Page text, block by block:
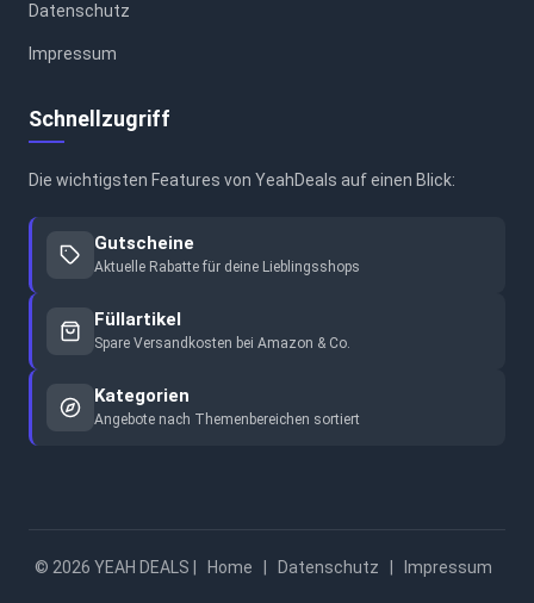
Datenschutz
Impressum
Schnellzugriff
Die wichtigsten Features von YeahDeals auf einen Blick:
Gutscheine
Aktuelle Rabatte für deine Lieblingsshops
Füllartikel
Spare Versandkosten bei Amazon & Co.
Kategorien
Angebote nach Themenbereichen sortiert
© 2026 YEAH DEALS | Home Datenschutz Impressum